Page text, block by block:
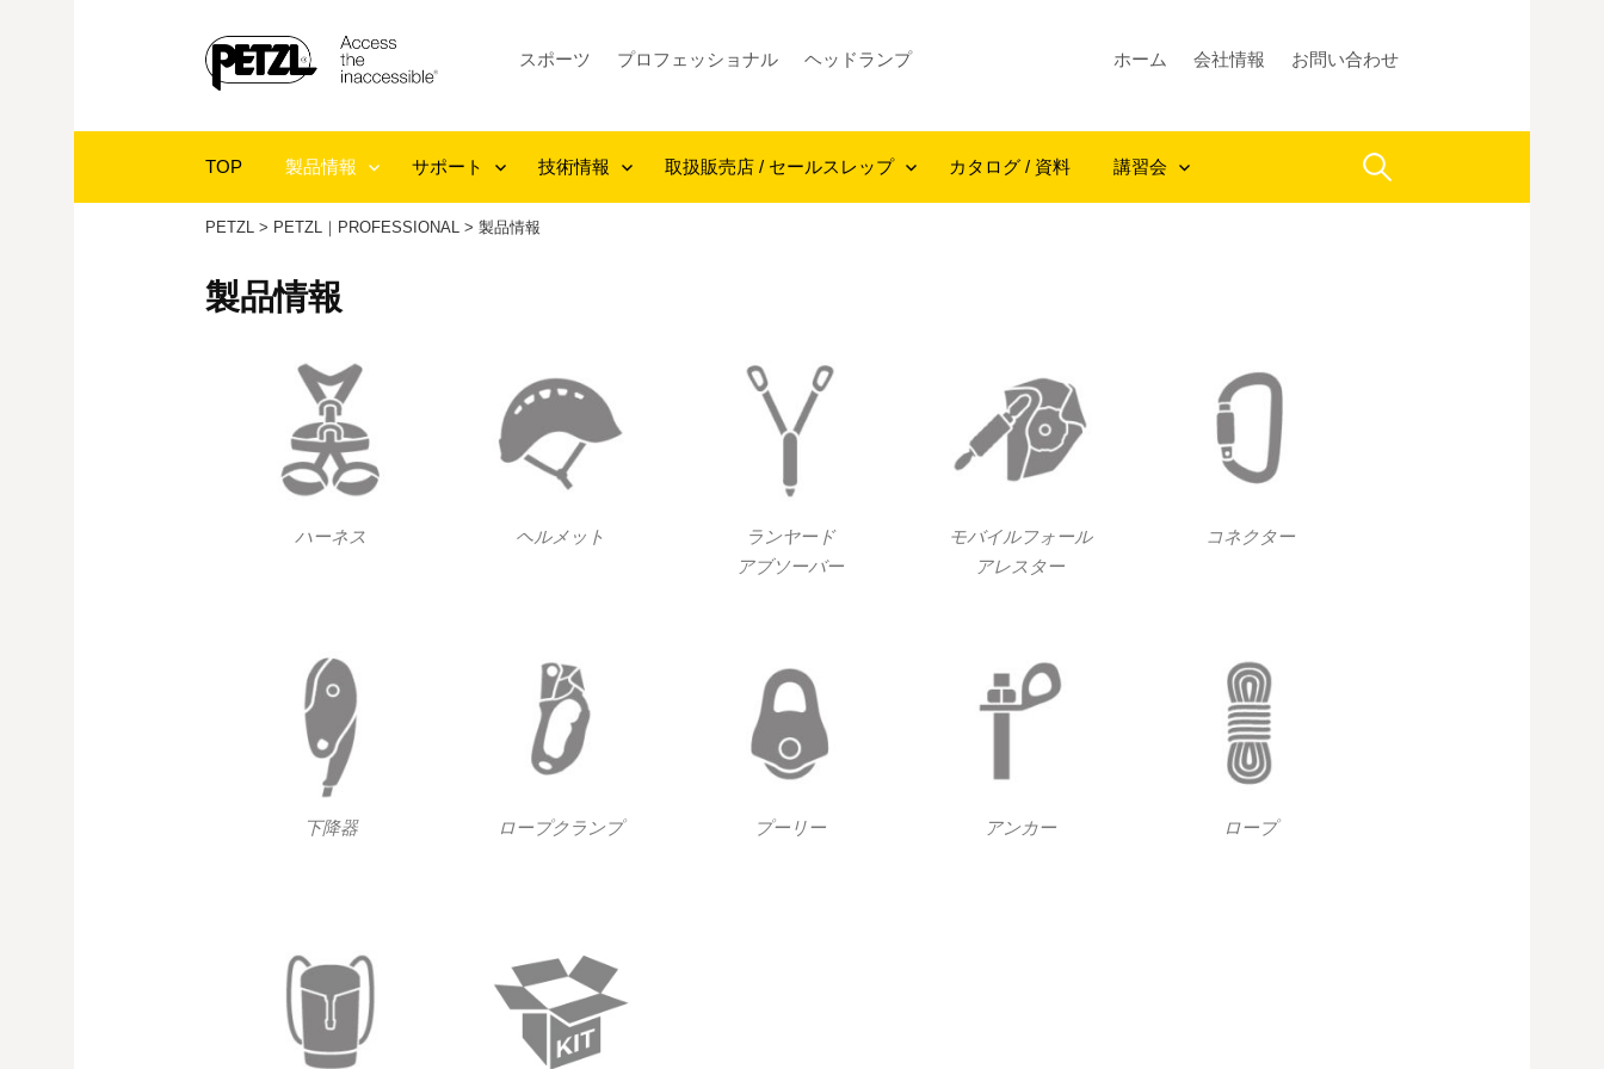
ス
スポーツ プロフェッショナル ヘッドランプ ホーム 会社情報 お問い合わせ
TOP 製品情報 サポート 技術情報 取扱販売店 / セールスレップ カタログ / 資料 講習会 検
PETZL > PETZL｜PROFESSIONAL > 製品情報
製品情報
ハーネス ヘルメット
ランヤード
アブソーバー
モバイルフォール
アレスター
コネクター
下降器 ロープクランプ プーリー アンカー ロープ